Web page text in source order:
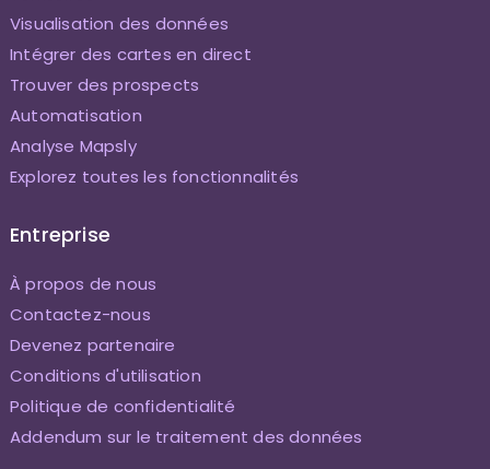
Visualisation des données
Intégrer des cartes en direct
Trouver des prospects
Automatisation
Analyse Mapsly
Explorez toutes les fonctionnalités
Entreprise
À propos de nous
Contactez-nous
Devenez partenaire
Conditions d'utilisation
Politique de confidentialité
Addendum sur le traitement des données